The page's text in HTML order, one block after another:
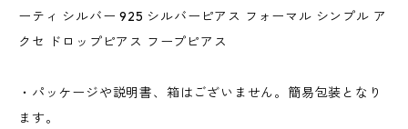
ーティ シルバー 925 シルバーピアス フォーマル シンプル ア
クセ ドロップピアス フープピアス
・パッケージや説明書、箱はございません。簡易包装となり
ます。